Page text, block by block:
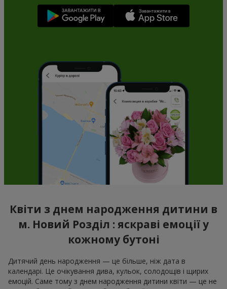
Квіти з днем народження дитини в
м. Новий Розділ : яскраві емоції у
кожному бутоні
Дитячий день народження — це більше, ніж дата в
календарі. Це очікування дива, кульок, солодощів і щирих
емоцій. Саме тому з днем народження дитини квіти — це не